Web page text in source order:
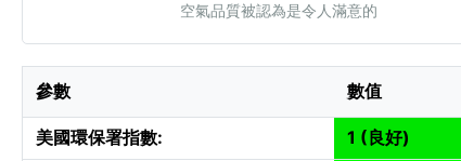
空氣品質被認為是令人滿意的
參數 數值
美國環保署指數:
1 (良好)